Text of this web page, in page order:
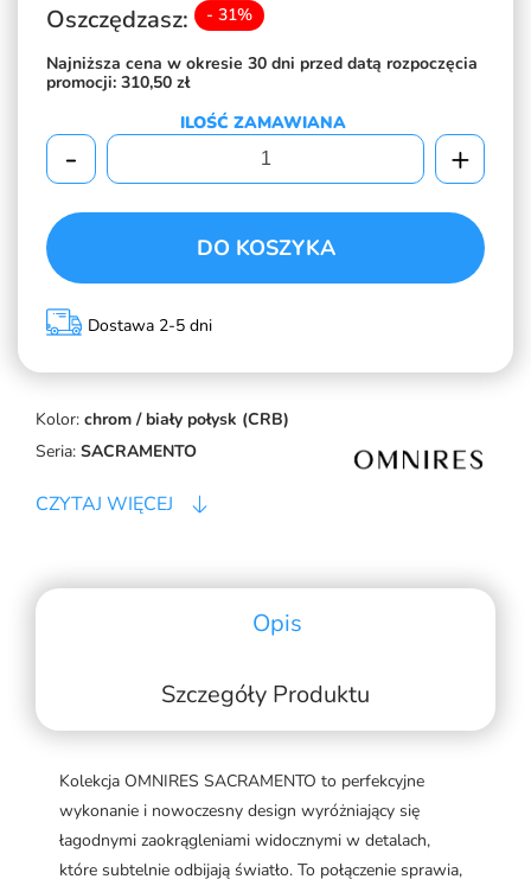
Kolor: chrom / biały połysk (CRB)
Seria: SACRAMENTO
CZYTAJ WIĘCEJ
Oszczędzasz: - 31%
Najniższa cena w okresie 30 dni przed datą rozpoczęcia
promocji: 310,50 zł
ILOŚĆ ZAMAWIANA
- +
DO KOSZYKA
Dostawa 2-5 dni
Opis
Szczegóły Produktu
Kolekcja OMNIRES SACRAMENTO to perfekcyjne
wykonanie i nowoczesny design wyróżniający się
łagodnymi zaokrągleniami widocznymi w detalach,
które subtelnie odbijają światło. To połączenie sprawia,